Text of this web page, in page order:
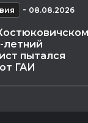
- 08.08.2026
летний
пытался
ГАИ